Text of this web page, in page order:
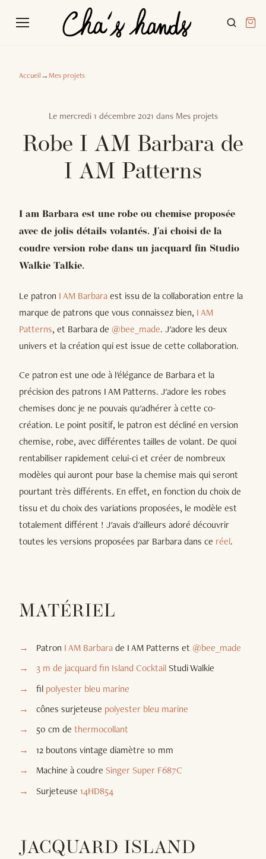
Accueil→Mes projets
Le mercredi 1 décembre 2021 dans Mes projets
Robe I AM Barbara de
I AM Patterns
I am Barbara est une robe ou chemise proposée
avec de jolis détails volantés. J'ai choisi de la
coudre version robe dans un jacquard fin Studio
Walkie Talkie.
Le patron I AM Barbaraest issu de la collaboration entre la
marque de patrons que vous connaissez bien, I AM
Patterns, et Barbara de @bee_made. J'adore les deux
univers et la création qui est issue de cette collaboration.
Ce patron est une ode à l'élégance de Barbara et la
précision des patrons I AM Patterns. J'adore les robes
chemises donc je ne pouvais qu'adhérer à cette co-
création. Le point positif, le patron est décliné en version
chemise, robe, avec différentes tailles de volant. De quoi
rentabiliser rapidement celui-ci et créer de nombreux
modèles qui auront pour base la chemise mais qui seront
pourtant très différents. En effet, en fonction du choix de
tissu et du choix des variations proposées, le modèle est
totalement différent ! J'avais d'ailleurs adoré découvrir
toutes les versions proposées par Barbara dans ce réel.
MATÉRIEL
Patron I AM Barbarade I AM Patterns et @bee_made
3 m de jacquard fin Island CocktailStudi Walkie
fil polyester bleu marine
cônes surjeteuse polyester bleu marine
50 cm de thermocollant
12 boutons vintage diamètre 10 mm
Machine à coudre Singer Super F687C
Surjeteuse 14HD854
JACQUARD ISLAND